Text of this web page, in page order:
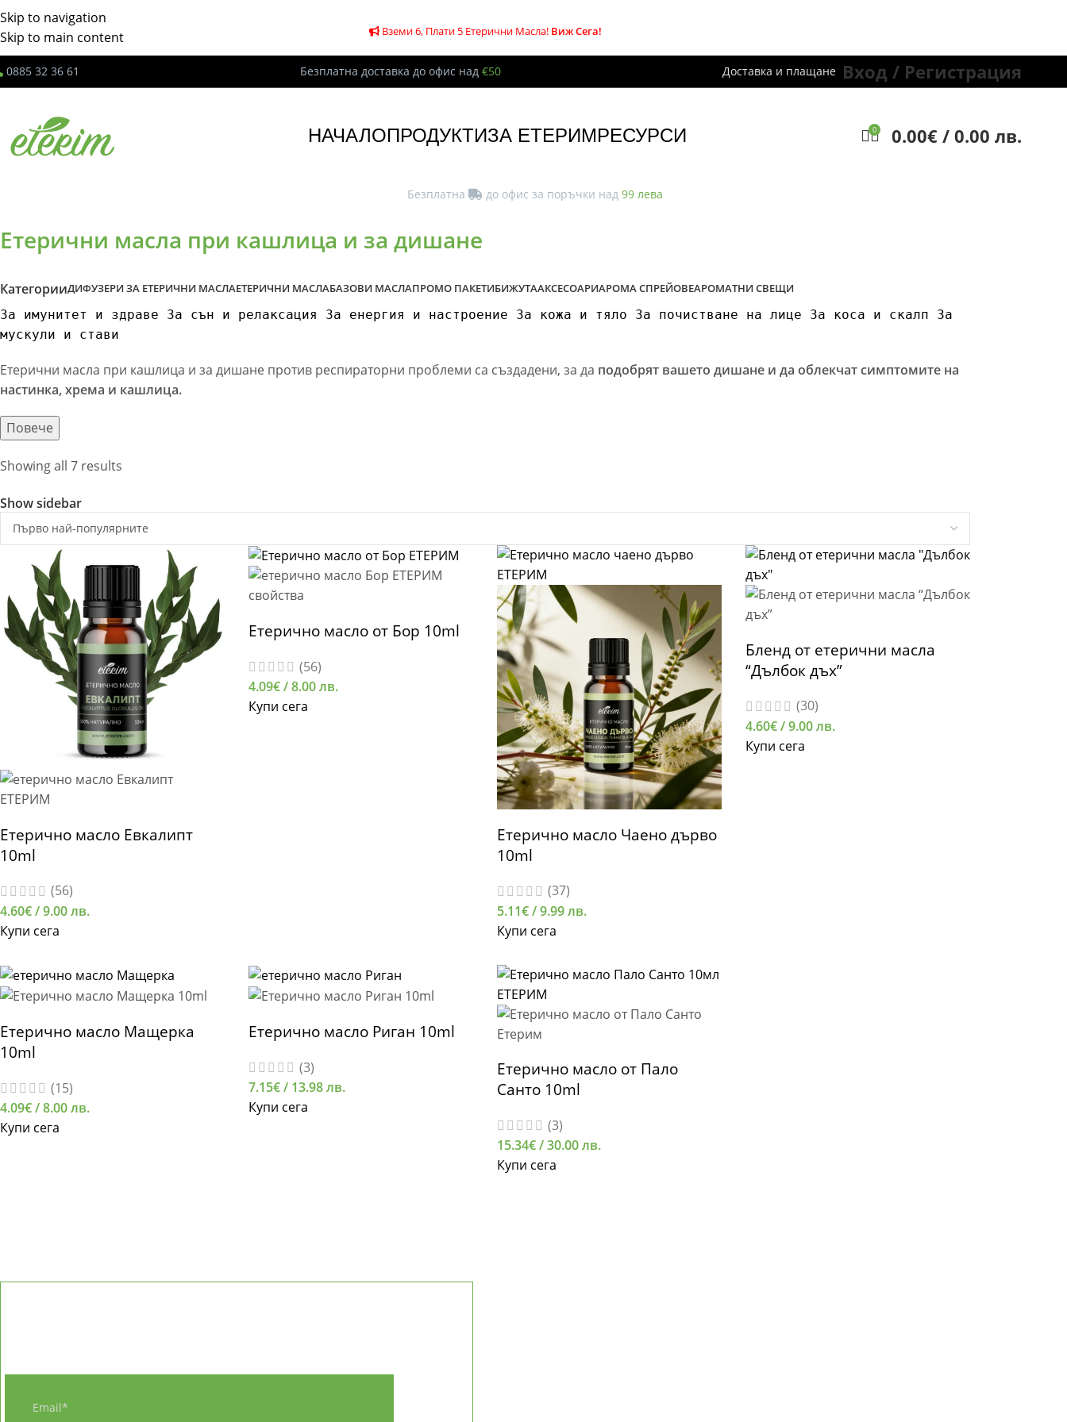
Skip to navigation
Skip to main content
Вземи 6, Плати 5 Етерични Масла! Виж Сега!
0885 32 36 61 Безплатна доставка до офис над€50 Доставка и плащане Вход / Регистрация
НАЧАЛОПРОДУКТИЗА ЕТЕРИМРЕСУРСИ 0 0.00€/ 0.00 лв.
Безплатна до офис за поръчки над99 лева
Етерични масла при кашлица и за дишане
КатегорииДИФУЗЕРИ ЗА ЕТЕРИЧНИ МАСЛАЕТЕРИЧНИ МАСЛАБАЗОВИ МАСЛАПРОМО ПАКЕТИБИЖУТААКСЕСОАРИАРОМА СПРЕЙОВЕАРОМАТНИ СВЕЩИ
За имунитет и здраве За сън и релаксация За енергия и настроение За кожа и тяло За почистване на лице За коса и скалп
За
мускули и стави
Етерични масла при кашлица и за дишане против респираторни проблеми са създадени, за да подобрят вашето дишане и да облекчат симптомите на
настинка, хрема и кашлица.
Повече
Showing all 7 results
Show sidebar
Етерично масло Евкалипт
10ml
(56)
4.60€/ 9.00 лв.
Купи сега
Етерично масло от Бор 10ml
(56)
4.09€/ 8.00 лв.
Купи сега
Етерично масло Чаено дърво
10ml
(37)
5.11€/ 9.99 лв.
Купи сега
Бленд от етерични масла
“Дълбок дъх”
(30)
4.60€/ 9.00 лв.
Купи сега
Етерично масло Мащерка
10ml
(15)
4.09€/ 8.00 лв.
Купи сега
Етерично масло Риган 10ml
(3)
7.15€/ 13.98 лв.
Купи сега
Етерично масло от Пало
Санто 10ml
(3)
15.34€/ 30.00 лв.
Купи сега